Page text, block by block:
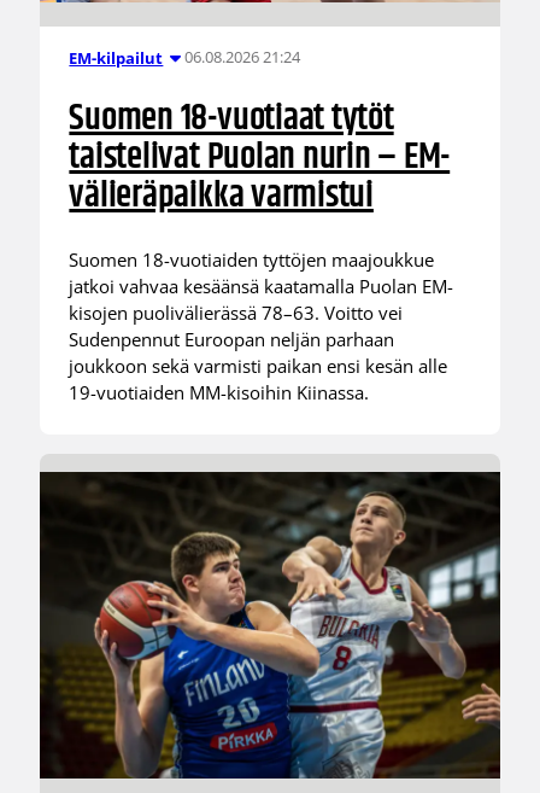
EM-kilpailut 06.08.2026 21:24
Suomen 18-vuotiaat tytöt
taistelivat Puolan nurin – EM-
välieräpaikka varmistui
Suomen 18-vuotiaiden tyttöjen maajoukkue
jatkoi vahvaa kesäänsä kaatamalla Puolan EM-
kisojen puolivälierässä 78–63. Voitto vei
Sudenpennut Euroopan neljän parhaan
joukkoon sekä varmisti paikan ensi kesän alle
19-vuotiaiden MM-kisoihin Kiinassa.